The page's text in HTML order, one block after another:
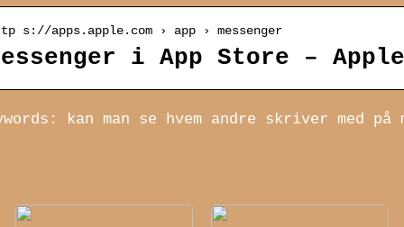
s://apps.apple.com › app › messenger
i App Store – Apple
kan man se hvem andre skriver med på